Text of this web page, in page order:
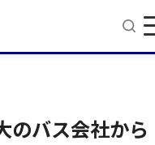
のバス会社から